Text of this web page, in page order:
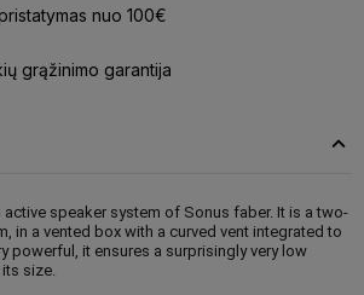
nuo 100€
grąžinimo garantija
speaker system of Sonus faber. It is a two-
in a vented box with a curved vent integrated to
powerful, it ensures a surprisingly very low
size.